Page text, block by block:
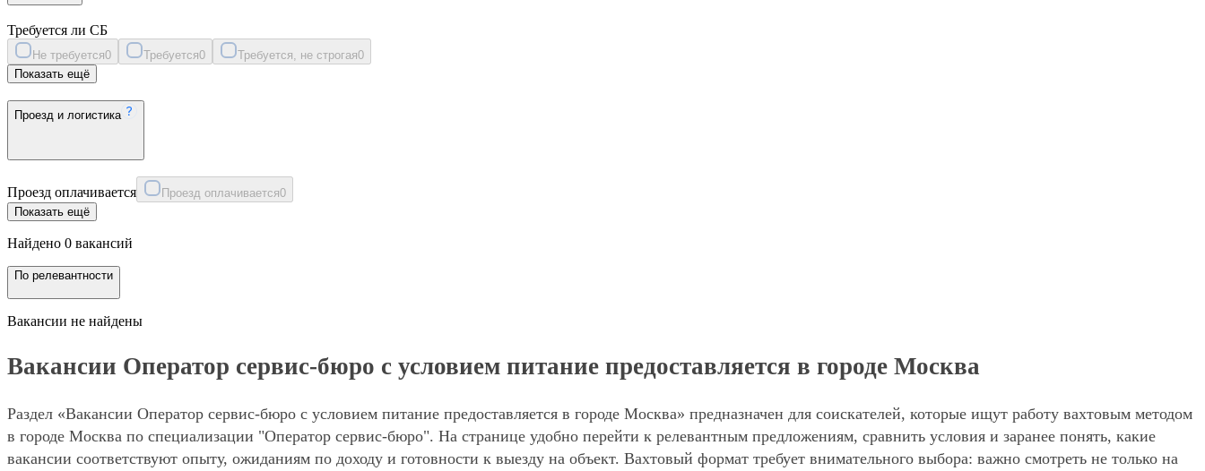
Требуется ли СБ
Не требуется0 Требуется0 Требуется, не строгая0
Показать ещё
Проезд и логистика
Проезд оплачивается Проезд оплачивается0
Показать ещё
Найдено 0 вакансий
По релевантности
Вакансии не найдены
Вакансии Оператор сервис-бюро с условием питание предоставляется в городе Москва
Раздел «Вакансии Оператор сервис-бюро с условием питание предоставляется в городе Москва» предназначен для соискателей, которые ищут работу вахтовым методом
в городе Москва по специализации "Оператор сервис-бюро". На странице удобно перейти к релевантным предложениям, сравнить условия и заранее понять, какие
вакансии соответствуют опыту, ожиданиям по доходу и готовности к выезду на объект. Вахтовый формат требует внимательного выбора: важно смотреть не только на